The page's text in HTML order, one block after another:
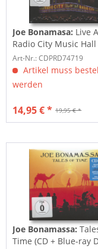
Joe Bonamasa: Live
Radio City Music Hall
(CD + BLU-RAY)
Art-Nr.: CDPRD74719
Artikel muss
werden
19,95 € *
14,95 € *
Joe Bonamassa:
Time (CD + Blue-ray